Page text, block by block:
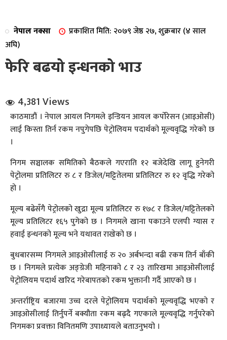
संवाद
नेपाल नक्सा
प्रकाशित मिति: २०७९ जेष्ठ २७, शुक्रबार (४ साल
अघि)
फेरि बढयो इन्धनको भाउ
4,381 Views
काठमाडौं । नेपाल आयल निगमले इन्डियन आयल कर्पोरेसन (आइओसी)
लाई किस्ता तिर्न रकम नपुगेपछि पेट्रोलियम पदार्थको मूल्यवृद्धि गरेको छ
।
निगम सञ्चालक समितिको बैठकले गएराति १२ बजेदेखि लागू हुनेगरी
पेट्रोलमा प्रतिलिटर रु ८ र डिजेल/मट्टितेलमा प्रतिलिटर रु १२ वृद्धि गरेको
हो ।
मूल्य बढेसँगै पेट्रोलको खुद्रा मूल्य प्रतिलिटर रु १७८ र डिजेल/मट्टितेलको
मूल्य प्रतिलिटर १६५ पुगेको छ । निगमले खाना पकाउने एलपी ग्यास र
हवाई इन्धनको मूल्य भने यथावत राखेको छ ।
बुधबारसम्म निगमले आइओसीलाई रु २० अर्बभन्दा बढी रकम तिर्न बाँकी
छ । निगमले प्रत्येक अङ्ग्रेजी महिनाको ८ र २३ तारिखमा आइओसीलाई
पेट्रोलियम पदार्थ खरिद गरेबापतको रकम भुक्तानी गर्दै आएको छ ।
अन्तर्राष्ट्रिय बजारमा उच्च दरले पेट्रोलियम पदार्थको मूल्यवृद्धि भएको र
आइओसीलाई तिर्नुपर्ने बक्यौता रकम बढ्दै गएकाले मूल्यवृद्धि गर्नुपरेको
निगमका प्रवक्ता विनितमणि उपाध्यायले बताउनुभयो ।